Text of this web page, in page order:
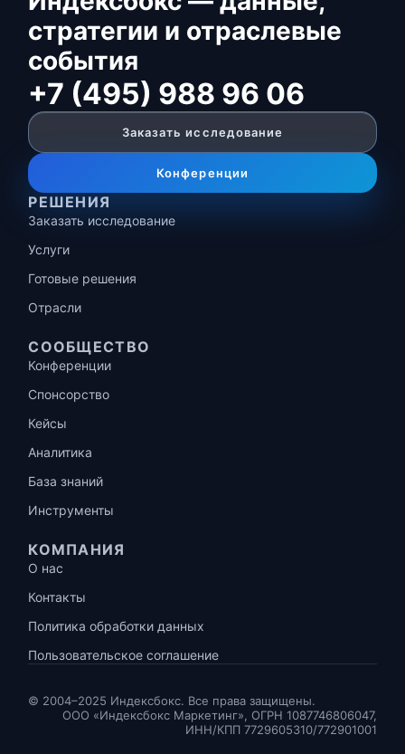
стратегии и отраслевые
события
+7 (495) 988 96 06
Заказать исследование
Конференции
РЕШЕНИЯ
Заказать исследование
Услуги
Готовые решения
Отрасли
СООБЩЕСТВО
Конференции
Спонсорство
Кейсы
Аналитика
База знаний
Инструменты
КОМПАНИЯ
О нас
Контакты
Политика обработки данных
Пользовательское соглашение
© 2004–2025 Индексбокс. Все права защищены.
ООО «Индексбокс Маркетинг», ОГРН 1087746806047,
ИНН/КПП 7729605310/772901001